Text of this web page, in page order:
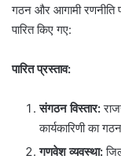
गठन और आगामी रणनीति
पारित किए गए:
पारित प्रस्ताव:
संगठन विस्तार:
कार्यकारिणी का
गणवेश व्यवस्था: